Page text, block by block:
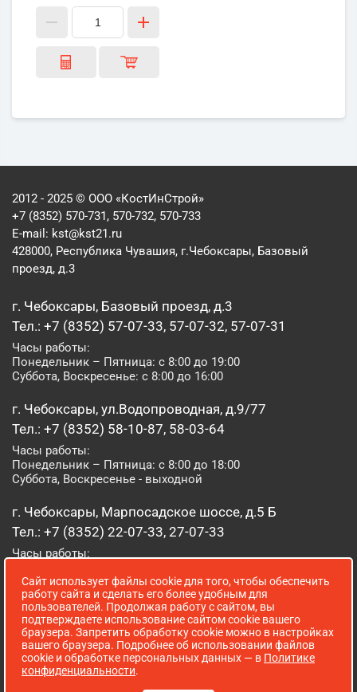
2012 - 2025 © ООО «КостИнСтрой»
+7 (8352) 570-731, 570-732, 570-733
E-mail: kst@kst21.ru
428000, Республика Чувашия, г.Чебоксары, Базовый
проезд, д.3
г. Чебоксары, Базовый проезд, д.3
Тел.: +7 (8352) 57-07-33, 57-07-32, 57-07-31
Часы работы:
Понедельник – Пятница: с 8:00 до 19:00
Суббота, Воскресенье: с 8:00 до 16:00
г. Чебоксары, ул.Водопроводная, д.9/77
Тел.: +7 (8352) 58-10-87, 58-03-64
Часы работы:
Понедельник – Пятница: с 8:00 до 18:00
Суббота, Воскресенье - выходной
г. Чебоксары, Марпосадское шоссе, д.5 Б
Тел.: +7 (8352) 22-07-33, 27-07-33
Часы работы:
Суббота, Воскресенье: с 8:00 до 16:00
г. Йошкар-Ола, ул. Луначарского, д. 52 А
Тел.: (8362) 41-07-31
Часы работы:
Понедельник – Пятница: с 8:00 до 18:00
Сайт использует файлы cookie для того, чтобы обеспечить
работу сайта и сделать его более удобным для
пользователей. Продолжая работу с сайтом, вы
подтверждаете использование сайтом cookie вашего
браузера. Запретить обработку cookie можно в настройках
вашего браузера. Подробнее об использовании файлов
cookie и обработке персональных данных — в Политике
конфиденциальности.